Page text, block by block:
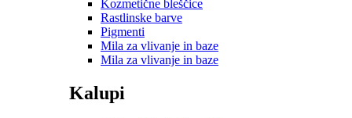
Kozmetične bleščice
Rastlinske barve
Pigmenti
Mila za vlivanje in baze
Mila za vlivanje in baze
Kalupi